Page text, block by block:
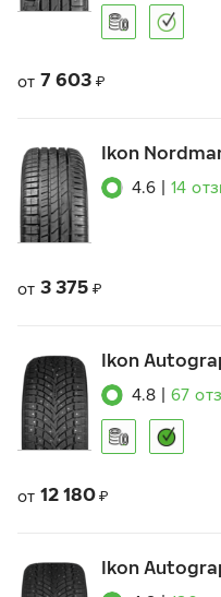
от 7 603 ₽
Ikon
4.6 14
от 3 375 ₽
Ikon
4.8 67
от 12 180 ₽
Ikon